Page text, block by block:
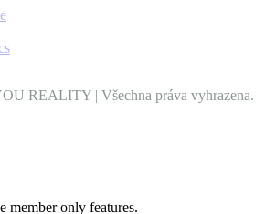
REALITY | Všechna práva vyhrazena.
member only features.